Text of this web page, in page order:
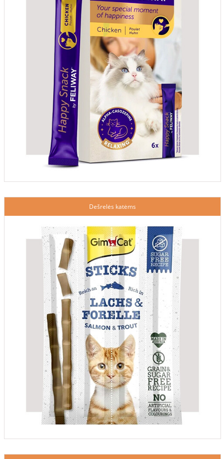
Dešrelės katėms